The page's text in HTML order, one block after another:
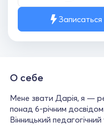
О себе
Мене звати Дарія, я —
понад 6-річним
Вінницький